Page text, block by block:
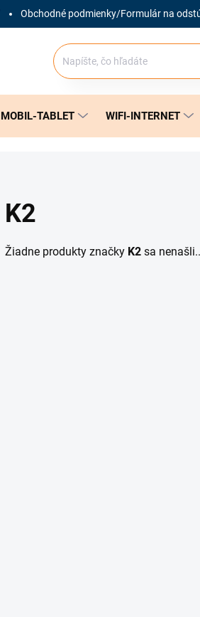
Obchodné podmienky/Formulár na
MOBIL-TABLET WIFI-INTERNET
K2
Žiadne produkty značky K2 sa